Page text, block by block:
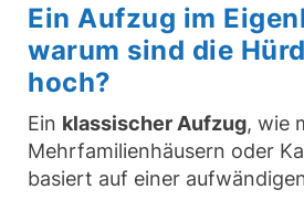
Ein Aufzug im
warum sind die
hoch?
Ein klassischer Aufzug, wie
Mehrfamilienhäusern oder
basiert auf einer